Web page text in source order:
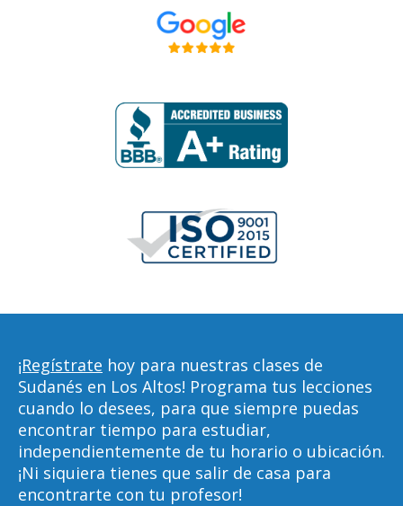
¡Regístrate hoy para nuestras clases de
Sudanés en Los Altos! Programa tus lecciones
cuando lo desees, para que siempre puedas
encontrar tiempo para estudiar,
independientemente de tu horario o ubicación.
¡Ni siquiera tienes que salir de casa para
encontrarte con tu profesor!